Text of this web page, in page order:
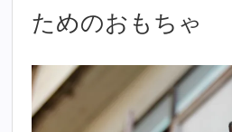
ためのおもちゃ